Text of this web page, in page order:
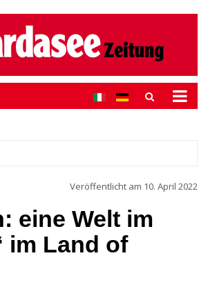
Veröffentlicht am 10. April 2022
eine Welt im
im Land of